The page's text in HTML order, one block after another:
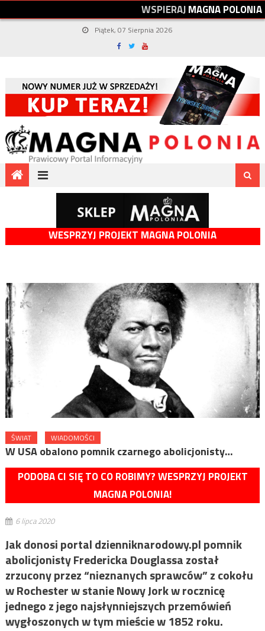
WSPIERAJMAGNAPOLONIA
Piątek, 07 Sierpnia 2026
WESPRZYJ PROJEKT MAGNA POLONIA
ŚWIAT WIADOMOŚCI
W USA obalono pomnik czarnego abolicjonisty…
PODOBA CI SIĘ TO CO ROBIMY? WESPRZYJ PROJEKT
MAGNA POLONIA!
6 lipca 2020
Jak donosi portal dzienniknarodowy.pl pomnik
abolicjonisty Fredericka Douglassa został
zrzucony przez “nieznanych sprawców” z cokołu
w Rochester w stanie Nowy Jork w rocznicę
jednego z jego najsłynniejszych przemówień
wygłoszonych w tym mieście w 1852 roku.